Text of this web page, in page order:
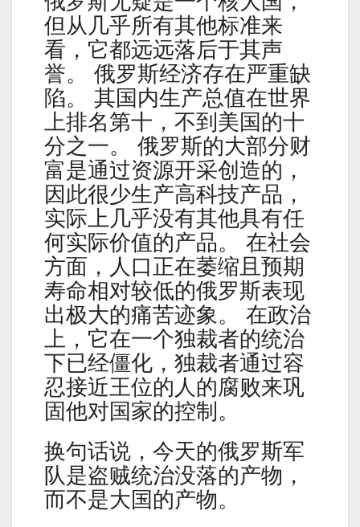
但从几乎所有其他标准来
看，它都远远落后于其声
誉。 俄罗斯经济存在严重缺
陷。 其国内生产总值在世界
上排名第十，不到美国的十
分之一。 俄罗斯的大部分财
富是通过资源开采创造的，
因此很少生产高科技产品，
实际上几乎没有其他具有任
何实际价值的产品。 在社会
方面，人口正在萎缩且预期
寿命相对较低的俄罗斯表现
出极大的痛苦迹象。 在政治
上，它在一个独裁者的统治
下已经僵化，独裁者通过容
忍接近王位的人的腐败来巩
固他对国家的控制。
换句话说，今天的俄罗斯军
队是盗贼统治没落的产物，
而不是大国的产物。